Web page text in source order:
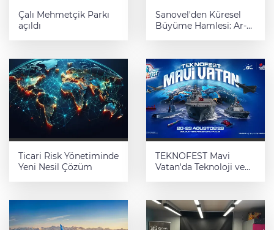
Çalı Mehmetçik Parkı
açıldı
Sanovel'den Küresel
Büyüme Hamlesi: Ar-
Ticari Risk Yönetiminde
Yeni Nesil Çözüm
TEKNOFEST Mavi
Vatan'da Teknoloji ve